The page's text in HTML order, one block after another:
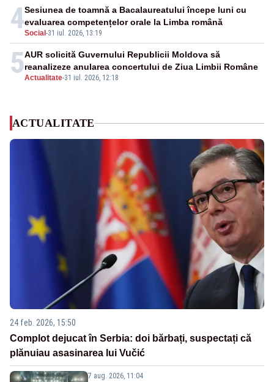
4Social -31 iul. 2026, 13:19
Sesiunea de toamnă a Bacalaureatului începe luni cu
evaluarea competențelor orale la Limba română
5Actualitate-31 iul. 2026, 12:18
AUR solicită Guvernului Republicii Moldova să
reanalizeze anularea concertului de Ziua Limbii Române
ACTUALITATE
24 feb. 2026, 15:50
Complot dejucat în Serbia: doi bărbați, suspectați că
plănuiau asasinarea lui Vučić
7 aug. 2026, 11:04